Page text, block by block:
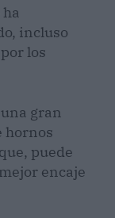
incluso
los
gran
hornos
puede
encaje